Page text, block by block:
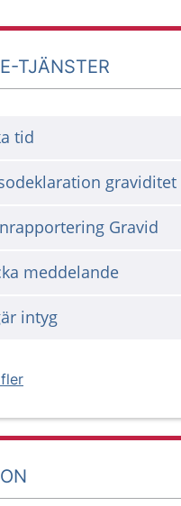
TJÄNSTER
tid
graviditet
Gravid
meddelande
intyg